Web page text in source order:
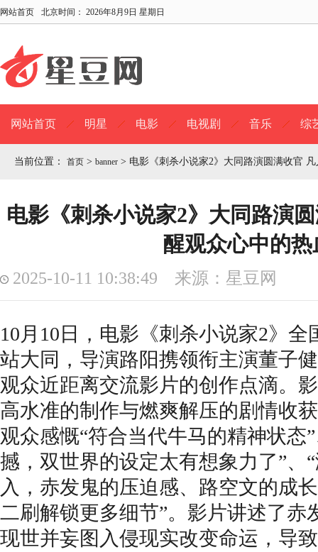
网站首页 北京时间： 2026年8月9日 星期日
网站首页 明星 电影 电视剧 音乐 综
当前位置： 首页 > banner > 电影《刺杀小说家2》大同路演圆满收官
电影《刺杀小说家2》大同路演
醒观众心中的热
2025-10-11 10:38:49 来源：星豆网
10月10日，电影《刺杀小说家2》全
站大同，导演路阳携领衔主演董子
观众近距离交流影片的创作点滴。
高水准的制作与燃爽解压的剧情收
观众感慨“符合当代牛马的精神状态
撼，双世界的设定太有想象力了”、
入，赤发鬼的压迫感、路空文的成
二刷解锁更多细节”。 影片讲述了赤
现世并妄图入侵现实改变命运，导